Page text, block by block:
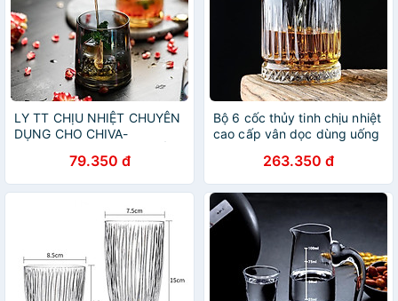
LY TT CHỊU NHIỆT CHUYÊN
DỤNG CHO CHIVA-
THỦY TINH CAO CẤP | CỐC
TRỤ UỐNG RƯỢU MẠNH
79.350 đ
Bộ 6 cốc thủy tinh chịu nhiệt
cao cấp vân dọc dùng uống
263.350 đ